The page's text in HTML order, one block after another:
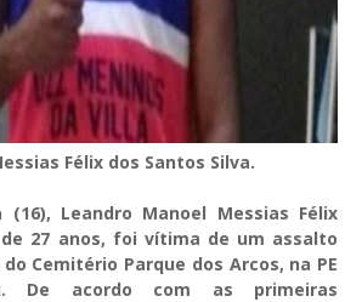
Félix dos Santos Silva.
Leandro Manoel Messias Félix
de 27 anos, foi vítima de um assalto
Cemitério Parque dos Arcos, na PE
De acordo com as primeiras